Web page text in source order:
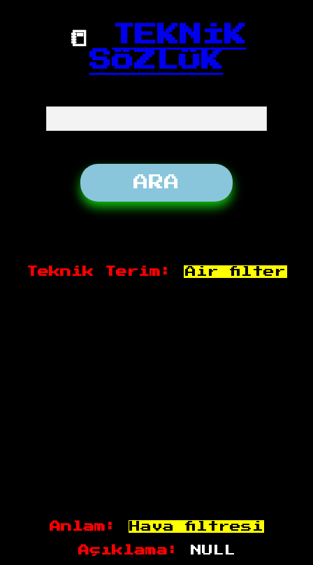
📒
TEKNİK
SÖZLÜK
Teknik Terim: Air filter
Anlam: Hava filtresi
Açıklama: NULL